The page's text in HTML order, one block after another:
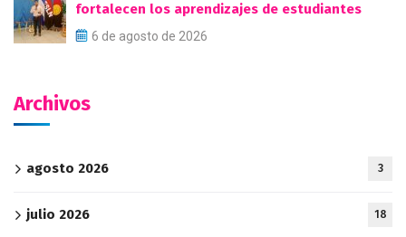
fortalecen los aprendizajes de estudiantes
6 de agosto de 2026
Archivos
agosto 2026 3
julio 2026 18